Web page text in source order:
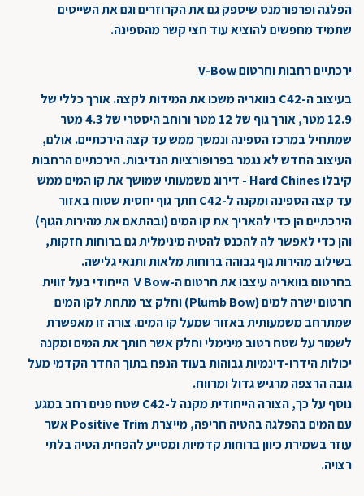
הפלגה ופרפורמנס שיספק גם את הקרוזרים וגם את השייטים
שתמיד מחפשים להוציא עוד חצי קשר מהספינה.
ירכתיים רחבות וחרטום V-Bow
בעיצוב ה-C42 בוואריה משכו את המידות לקצה. אורך כללי של
12.9 מטר, אורך גוף של 12 מטר ורוחב היסטרי של 4.3 מטר
שמתחיל במרכז הספינה ונמשך ממש עד קצה הירכתיים. אולם,
העיצוב החדש לא נגמר בפרופורציות הנדיבות. הירכתיים הרחבות
קיבלו Hard Chines - דירוג משמעותי שמושך את קו המים ממש
עד קצה הספינה ומקנה ל-C42 חתך גוף יחסית שטוח באזור
הירכתיים הן כדי להאריך את קו המים (ובהתאם את מהירות הגוף)
והן כדי לאפשר לה להכנס להטיה מינימלית גם ברוחות חזקות,
בשילוב מהירות גוף גבוהה ברוחות מלאות ותנאי גלישה.
בחרטום בוואריה עיצבו את חרטום ה-V Bow הייחודי בעל זווית
חרטום ישרה למים (Plumb Bow) וחלק צר מתחת לקו המים
שמתרחב משמעותית באזור שמעל קו המים. צורה זו מאפשרת
לשמור על שטח רטוב מינימלי וחלק אשר חותך את המים ומקנה
יכולות הידרו-דינמיות גבוהות בעוד הנפח בתוך החדר הקדמי מעל
גובה הרצפה מרגיש גדול ומרווח.
נוסף על כך, הצורה הייחודית מקנה ל-C42 שטח פנים רחב במגע
עם המים בהפלגה בהטיה חריפה, מייצרת Positive Trim אשר
עוזר בשמירת כיוון ברוחות קדמיות ומסייע להפחית הטיה בלתי
רצויה.